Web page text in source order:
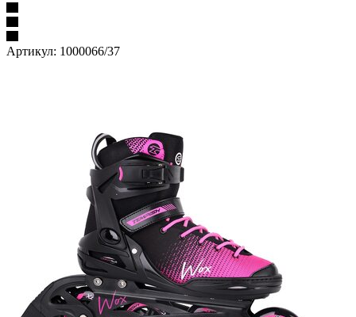
Артикул: 1000066/37